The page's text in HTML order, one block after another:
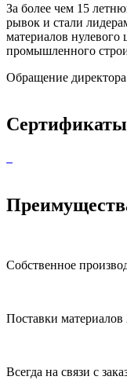
За более чем 15
рывок и стали
материалов нулевого
промышленного
Обращение
Собственное
Поставки материалов
Всегда на связи с